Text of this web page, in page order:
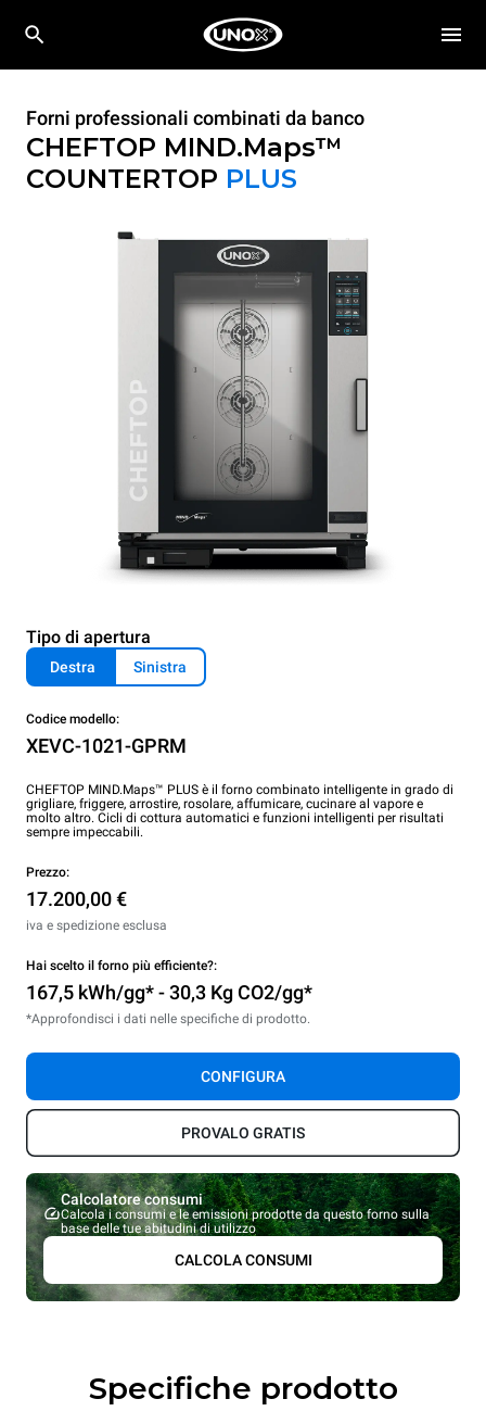
Forni professionali combinati da banco
CHEFTOP MIND.Maps™
COUNTERTOP PLUS
Tipo di apertura
Destra Sinistra
Codice modello:
XEVC-1021-GPRM
CHEFTOP MIND.Maps™ PLUS è il forno combinato intelligente in grado di
grigliare, friggere, arrostire, rosolare, affumicare, cucinare al vapore e
molto altro. Cicli di cottura automatici e funzioni intelligenti per risultati
sempre impeccabili.
Prezzo:
17.200,00 €
iva e spedizione esclusa
Hai scelto il forno più efficiente?:
167,5 kWh/gg* - 30,3 Kg CO2/gg*
*Approfondisci i dati nelle specifiche di prodotto.
CONFIGURA
PROVALO GRATIS
Calcolatore consumi
Calcola i consumi e le emissioni prodotte da questo forno sulla
base delle tue abitudini di utilizzo
CALCOLA CONSUMI
Specifiche prodotto